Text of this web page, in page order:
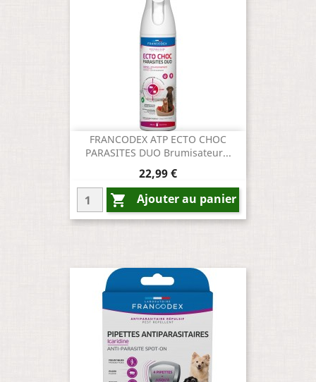
FRANCODEX ATP ECTO CHOC
PARASITES DUO Brumisateur...
Prix
22,99 €
 Ajouter au panier